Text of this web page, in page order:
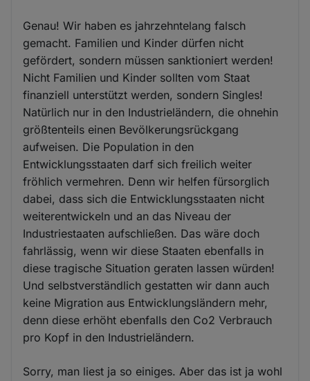
Genau! Wir haben es jahrzehntelang falsch
gemacht. Familien und Kinder dürfen nicht
gefördert, sondern müssen sanktioniert werden!
Nicht Familien und Kinder sollten vom Staat
finanziell unterstützt werden, sondern Singles!
Natürlich nur in den Industrieländern, die ohnehin
größtenteils einen Bevölkerungsrückgang
aufweisen. Die Population in den
Entwicklungsstaaten darf sich freilich weiter
fröhlich vermehren. Denn wir helfen fürsorglich
dabei, dass sich die Entwicklungsstaaten nicht
weiterentwickeln und an das Niveau der
Industriestaaten aufschließen. Das wäre doch
fahrlässig, wenn wir diese Staaten ebenfalls in
diese tragische Situation geraten lassen würden!
Und selbstverständlich gestatten wir dann auch
keine Migration aus Entwicklungsländern mehr,
denn diese erhöht ebenfalls den Co2 Verbrauch
pro Kopf in den Industrieländern.
Sorry, man liest ja so einiges. Aber das ist ja wohl